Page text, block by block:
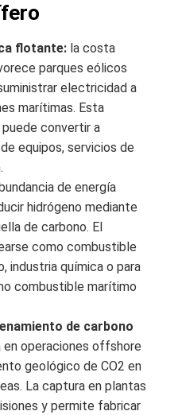
flotante: la costa
parques eólicos
electricidad a
marítimas. Esta
convertir a
equipos, servicios de
de energía
hidrógeno mediante
de carbono. El
como combustible
industria química o para
combustible marítimo
de carbono
en operaciones offshore
geológico de CO2 en
La captura en plantas
y permite fabricar